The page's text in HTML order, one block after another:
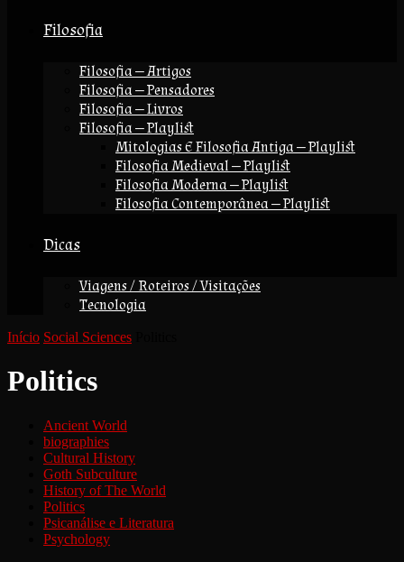
Filosofia
Filosofia — Artigos
Filosofia — Pensadores
Filosofia — Livros
Filosofia — Playlist
Mitologias E Filosofia Antiga — Playlist
Filosofia Medieval — Playlist
Filosofia Moderna — Playlist
Filosofia Contemporânea — Playlist
Dicas
Viagens / Roteiros / Visitações
Tecnologia
Início Social Sciences
Politics
Ancient World
biographies
Cultural History
Goth Subculture
History of The World
Politics
Psicanálise e Literatura
Psychology